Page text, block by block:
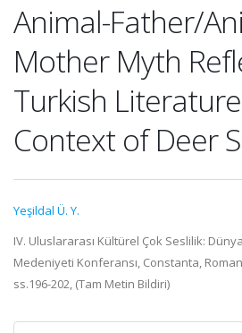
Animal-Father/
Mother Myth
Turkish
Context of Deer
Yeşildal Ü. Y.
IV. Uluslararası Kültürel Çok Seslilik:
Medeniyeti Konferansı, Constanta,
ss.196-202, (Tam Metin Bildiri)